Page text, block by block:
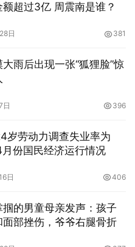
超过3亿 周震南是谁？
日 381
雨后出现一张“狐狸脸”惊
日 396
岁劳动力调查失业率为
份国民经济运行情况
日 406
掴的男童母亲发声：孩子
面部挫伤，爷爷右腿骨折